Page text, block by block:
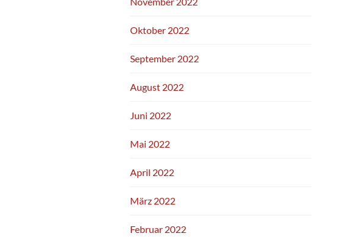
Oktober 2022
September 2022
August 2022
Juni 2022
Mai 2022
April 2022
März 2022
Februar 2022